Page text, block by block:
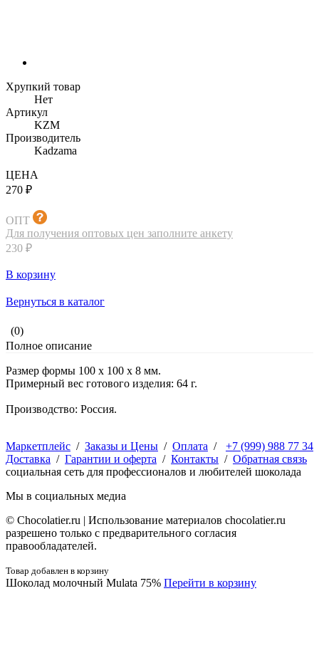
Хрупкий товар
Нет
Артикул
KZM
Производитель
Kadzama
ЦЕНА
270 ₽
ОПТ
Для получения оптовых цен заполните анкету
230 ₽
В корзину
Вернуться в каталог
(0)
Полное описание
Размер формы 100 х 100 х 8 мм.
Примерный вес готового изделия: 64 г.
Производство: Россия.
+7 (999) 988 77 34
Маркетплейс / Заказы и Цены / Оплата /
Доставка / Гарантии и оферта / Контакты / Обратная связь
социальная сеть для профессионалов и любителей шоколада
Мы в социальных медиа
© Сhocolatier.ru | Использование материалов chocolatier.ru
разрешено только с предварительного согласия
правообладателей.
Товар добавлен в корзину
Шоколад молочный Mulata 75% Перейти в корзину